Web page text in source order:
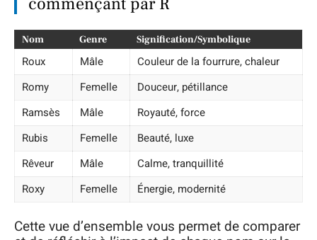
Nom Genre Signification/Symbolique
Roux Mâle
Couleur de la fourrure, chaleur
Romy
Femelle
Douceur, pétillance
Ramsès
Mâle
Royauté, force
Rubis
Femelle
Beauté, luxe
Rêveur
Mâle
Calme, tranquillité
Roxy
Femelle Énergie, modernité
Cette vue d’ensemble vous permet de comparer